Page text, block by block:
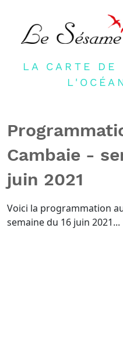
ACCUEIL
BLOG
NEWSLETTER
CONTACT
CONNEXION
LA CARTE DE
Cambaie -
juin 2021
Voici la programmation
semaine du 16 juin 2021...